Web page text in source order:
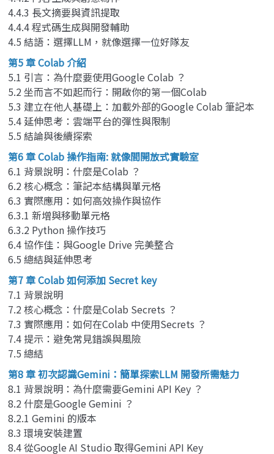
4.4.3 長文摘要與資訊提取
4.4.4 程式碼生成與開發輔助
4.5 結語：選擇LLM，就像選擇一位好隊友
第5 章 Colab 介紹
5.1 引言：為什麼要使用Google Colab ？
5.2 坐而言不如起而行：開啟你的第一個Colab
5.3 建立在他人基礎上：加載外部的Google Colab 筆記本
5.4 延伸思考：雲端平台的彈性與限制
5.5 結論與後續探索
第6 章 Colab 操作指南: 就像間開放式實驗室
6.1 背景說明：什麼是Colab ？
6.2 核心概念：筆記本結構與單元格
6.3 實際應用：如何高效操作與協作
6.3.1 新增與移動單元格
6.3.2 Python 操作技巧
6.4 協作佳：與Google Drive 完美整合
6.5 總結與延伸思考
第7 章 Colab 如何添加 Secret key
7.1 背景說明
7.2 核心概念：什麼是Colab Secrets ？
7.3 實際應用：如何在Colab 中使用Secrets ？
7.4 提示：避免常見錯誤與風險
7.5 總結
第8 章 初次認識Gemini：簡單探索LLM 開發所需魅力
8.1 背景說明：為什麼需要Gemini API Key ？
8.2 什麼是Google Gemini ？
8.2.1 Gemini 的版本
8.3 環境安裝建置
8.4 從Google AI Studio 取得Gemini API Key